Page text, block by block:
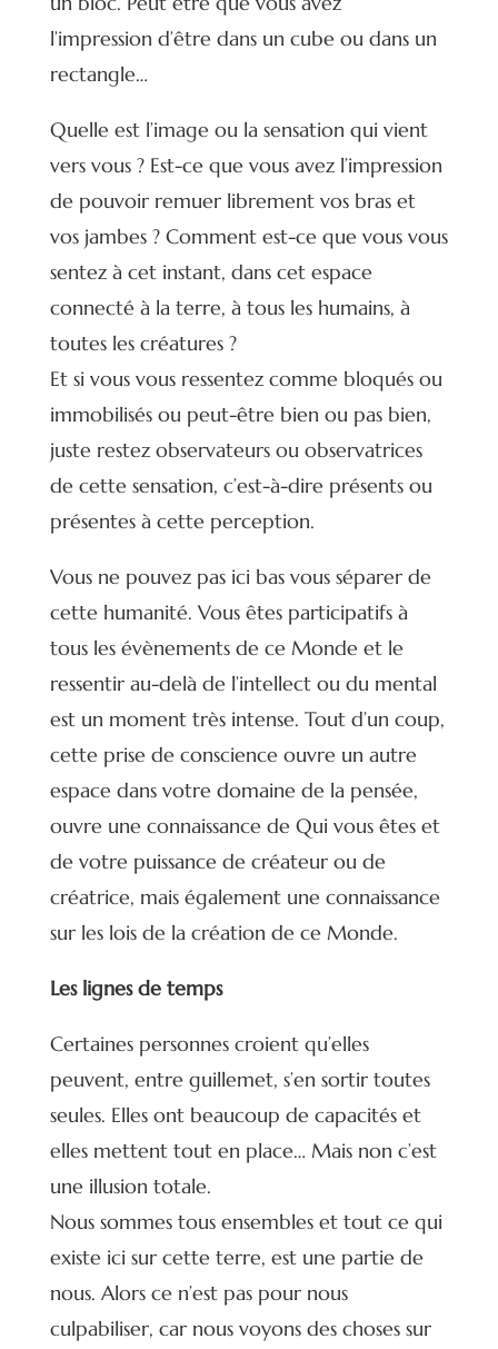
l’impression d’être dans un cube ou dans un
rectangle…
Quelle est l’image ou la sensation qui vient
vers vous ? Est-ce que vous avez l’impression
de pouvoir remuer librement vos bras et
vos jambes ? Comment est-ce que vous vous
sentez à cet instant, dans cet espace
connecté à la terre, à tous les humains, à
toutes les créatures ?
Et si vous vous ressentez comme bloqués ou
immobilisés ou peut-être bien ou pas bien,
juste restez observateurs ou observatrices
de cette sensation, c’est-à-dire présents ou
présentes à cette perception.
Vous ne pouvez pas ici bas vous séparer de
cette humanité. Vous êtes participatifs à
tous les évènements de ce Monde et le
ressentir au-delà de l’intellect ou du mental
est un moment très intense. Tout d’un coup,
cette prise de conscience ouvre un autre
espace dans votre domaine de la pensée,
ouvre une connaissance de Qui vous êtes et
de votre puissance de créateur ou de
créatrice, mais également une connaissance
sur les lois de la création de ce Monde.
Les lignes de temps
Certaines personnes croient qu’elles
peuvent, entre guillemet, s’en sortir toutes
seules. Elles ont beaucoup de capacités et
elles mettent tout en place… Mais non c’est
une illusion totale.
Nous sommes tous ensembles et tout ce qui
existe ici sur cette terre, est une partie de
nous. Alors ce n’est pas pour nous
culpabiliser, car nous voyons des choses sur